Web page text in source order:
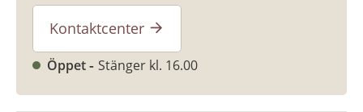
Kontaktcenter
Öppet Stänger kl. 16.00